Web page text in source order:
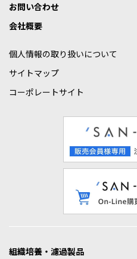
お問い合わせ
会社概要
個人情報の取り扱いについて
サイトマップ
コーポレートサイト
組織培養・濾過製品